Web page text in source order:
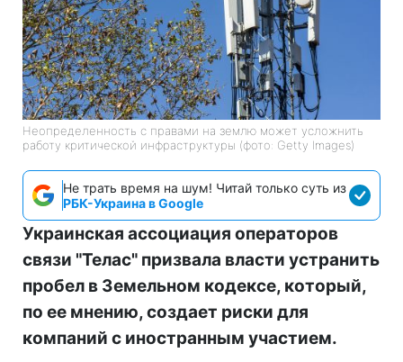
Неопределенность с правами на землю может усложнить
работу критической инфраструктуры (фото: Getty Images)
Не трать время на шум! Читай только суть из
РБК-Украина в Google
Украинская ассоциация операторов
связи "Телас" призвала власти устранить
пробел в Земельном кодексе, который,
по ее мнению, создает риски для
компаний с иностранным участием.